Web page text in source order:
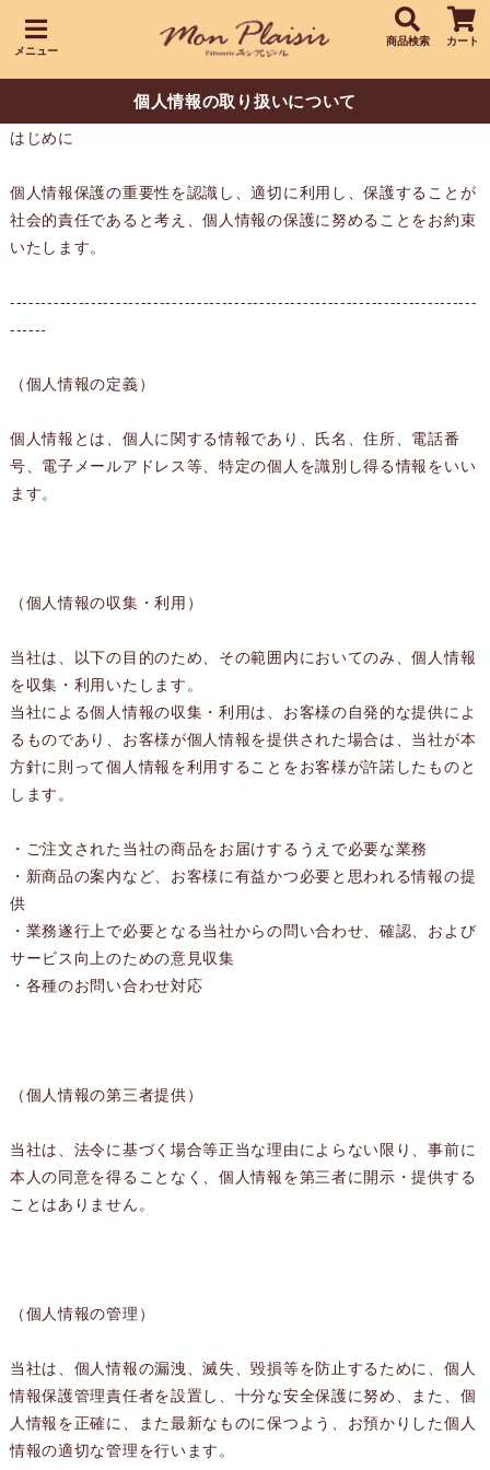
メニュー
商品検索 カート
個人情報の取り扱いについて
はじめに
個人情報保護の重要性を認識し、適切に利用し、保護することが
社会的責任であると考え、個人情報の保護に努めることをお約束
いたします。
---------------------------------------------------------------------------
------
（個人情報の定義）
個人情報とは、個人に関する情報であり、氏名、住所、電話番
号、電子メールアドレス等、特定の個人を識別し得る情報をいい
ます。
（個人情報の収集・利用）
当社は、以下の目的のため、その範囲内においてのみ、個人情報
を収集・利用いたします。
当社による個人情報の収集・利用は、お客様の自発的な提供によ
るものであり、お客様が個人情報を提供された場合は、当社が本
方針に則って個人情報を利用することをお客様が許諾したものと
します。
・ご注文された当社の商品をお届けするうえで必要な業務
・新商品の案内など、お客様に有益かつ必要と思われる情報の提
供
・業務遂行上で必要となる当社からの問い合わせ、確認、および
サービス向上のための意見収集
・各種のお問い合わせ対応
（個人情報の第三者提供）
当社は、法令に基づく場合等正当な理由によらない限り、事前に
本人の同意を得ることなく、個人情報を第三者に開示・提供する
ことはありません。
（個人情報の管理）
当社は、個人情報の漏洩、滅失、毀損等を防止するために、個人
情報保護管理責任者を設置し、十分な安全保護に努め、また、個
人情報を正確に、また最新なものに保つよう、お預かりした個人
情報の適切な管理を行います。